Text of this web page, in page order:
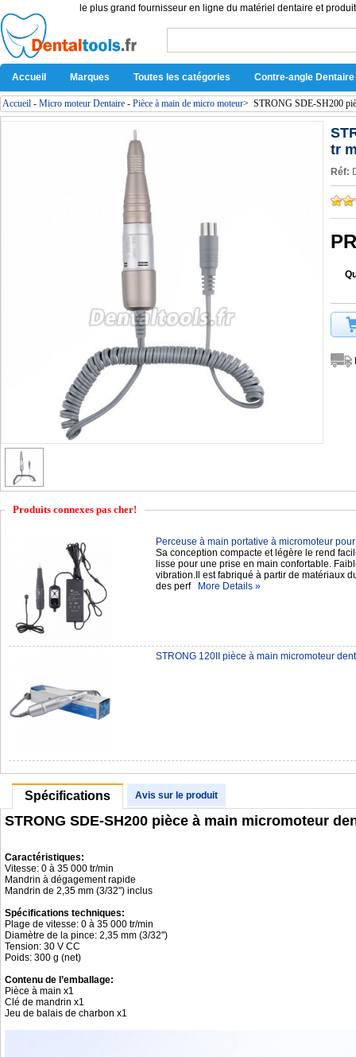
le plus grand fournisseur en ligne du matériel dentaire et
Accueil Marques Toutes les catégories Contre-angle Dentaire
Accueil - Micro moteur Dentaire - Pièce à main de micro moteur> STRONG SDE-SH200
tr
Réf:
Produits connexes pas cher!
Perceuse à main portative à micromoteur
Sa conception compacte et légère le rend
lisse pour une prise en main confortable.
vibration.Il est fabriqué à partir de matériaux
des perf
More Details »
STRONG 120II pièce à main micromoteur
Spécifications Avis sur le produit
STRONG SDE-SH200 pièce à main micromoteur
Caractéristiques:
Vitesse: 0 à 35 000 tr/min
Mandrin à dégagement rapide
Mandrin de 2,35 mm (3/32") inclus
Spécifications techniques:
Plage de vitesse: 0 à 35 000 tr/min
Diamètre de la pince: 2,35 mm (3/32")
Tension: 30 V CC
Poids: 300 g (net)
Contenu de l’emballage:
Pièce à main x1
Clé de mandrin x1
Jeu de balais de charbon x1